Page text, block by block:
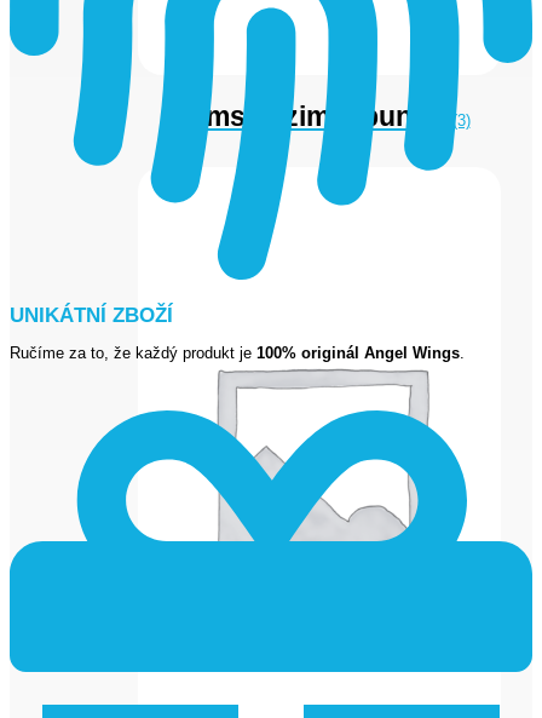
Dámské zimní bundy (3)
UNIKÁTNÍ ZBOŽÍ
Ručíme za to, že každý produkt je 100% originál Angel Wings.